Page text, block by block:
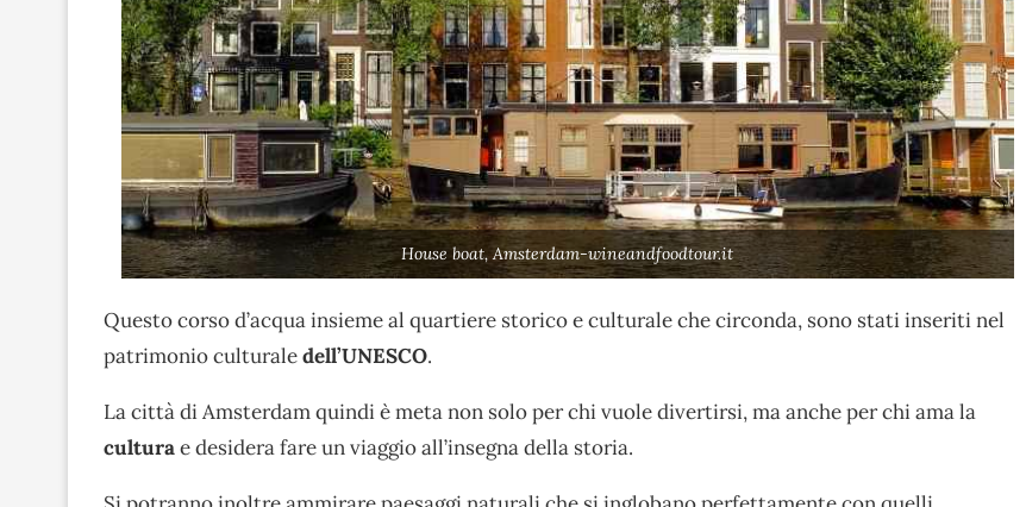
House boat, Amsterdam-wineandfoodtour.it
Questo corso d’acqua insieme al quartiere storico e culturale che circonda, sono stati inseriti nel
patrimonio culturaledell’UNESCO.
La città di Amsterdam quindi è meta non solo per chi vuole divertirsi, ma anche per chi ama la
culturae desidera fare un viaggio all’insegna della storia.